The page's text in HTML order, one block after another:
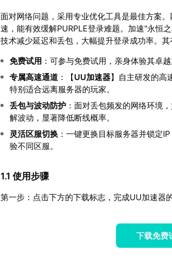
面对网络问题，采用专业优化工具是最佳方案。
速，能有效缓解PURPLE登录难题。加速"永恒
技术减少延迟和丢包，大幅提升登录成功率。其
免费试用 ：可参与免费试用，亲身体验其卓
专属高速通道 ：【UU加速器】自主研发的高
特别适合远离服务器的玩家。
丢包与波动防护 ：面对丢包频发的网络环境
解波动，显著降低断线概率。
灵活区服切换 ：一键更换目标服务器并锁定
验不同区服。
1.1 使用步骤
第一步：点击下方的下载标志，完成UU加速器
下载免费